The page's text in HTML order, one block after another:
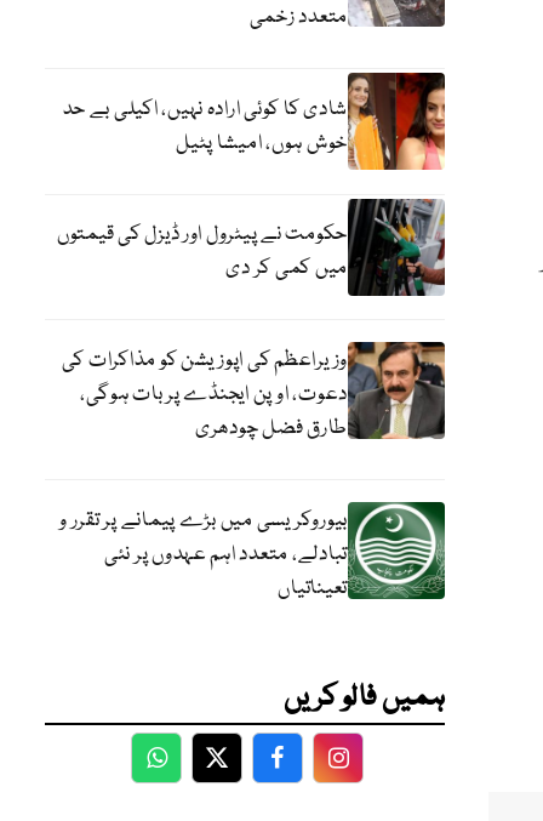
متعدد زخمی
شادی کا کوئی ارادہ نہیں، اکیلی بے حد
خوش ہوں، امیشا پٹیل
حکومت نے پیٹرول اور ڈیزل کی قیمتوں
میں کمی کر دی
وزیراعظم کی اپوزیشن کو مذاکرات کی
دعوت، اوپن ایجنڈے پر بات ہوگی،
طارق فضل چودھری
بیوروکریسی میں بڑے پیمانے پر تقرر و
تبادلے، متعدد اہم عہدوں پر نئی
تعیناتیاں
ہمیں فالو کریں
WhatsApp
TwitterFacebookFacebook